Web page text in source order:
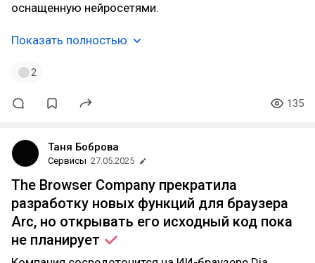
оснащенную нейросетями.
Показать полностью
2
135
Таня Боброва
Сервисы 27.05.2025
The Browser Company прекратила
разработку новых функций для браузера
Arc, но открывать его исходный код пока
не планирует